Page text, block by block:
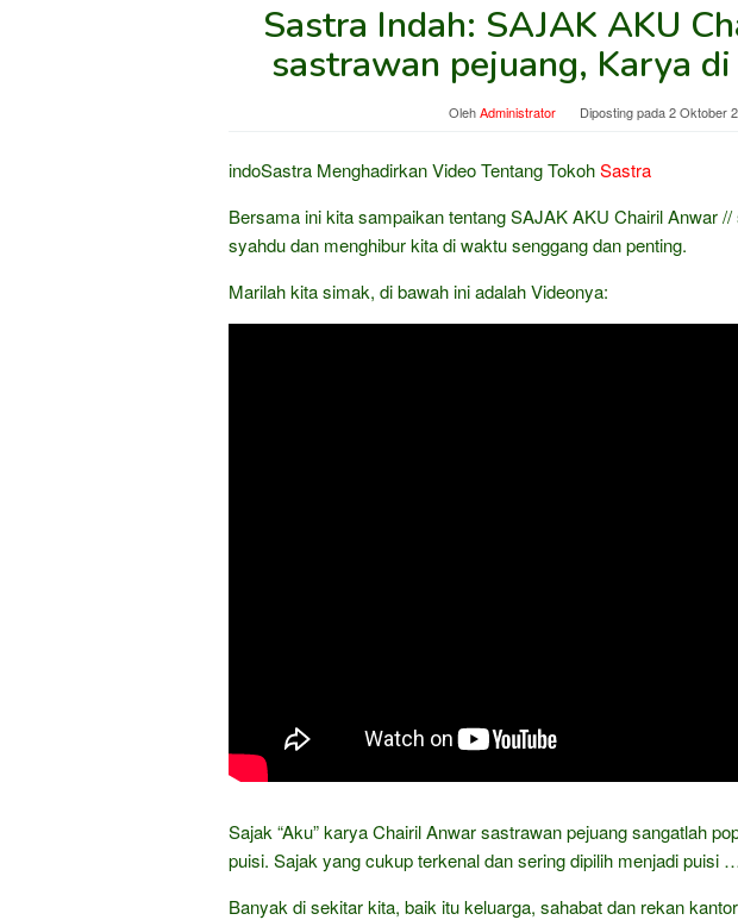
Sastra Indah: SAJAK AKU
sastrawan pejuang, Karya
OlehAdministrator Diposting pada2 Oktober
indoSastra Menghadirkan Video Tentang TokohSastra
Bersama ini kita sampaikan tentang SAJAK AKU Chairil Anwar
syahdu dan menghibur kita di waktu senggang dan penting.
Marilah kita simak, di bawah ini adalah Videonya:
Sajak “Aku” karya Chairil Anwar sastrawan pejuang sangatlah
puisi. Sajak yang cukup terkenal dan sering dipilih menjadi puisi
Banyak di sekitar kita, baik itu keluarga, sahabat dan rekan